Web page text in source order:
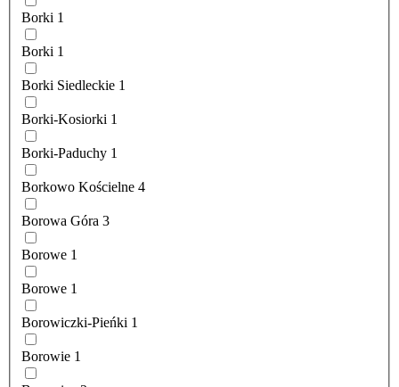
Borki 1
Borki 1
Borki Siedleckie 1
Borki-Kosiorki 1
Borki-Paduchy 1
Borkowo Kościelne 4
Borowa Góra 3
Borowe 1
Borowe 1
Borowiczki-Pieńki 1
Borowie 1